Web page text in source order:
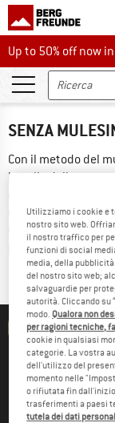
Up to 50% off now
Up to 50% off now
SENZA
Con il metodo del
la pelle della zona
dall’infestazione
ottenuta da
procedura diffusa
"Faremo del
Utilizziamo i cookie e
nostro sito web.
il nostro traffico per
funzioni di social
media, della
del nostro sito web;
salvaguardie per
autorità. Cliccando su
modo. Qualora non
per ragioni tecniche,
cookie in qualsiasi
categorie. La vostra
dell'utilizzo del
momento nelle
o rifiutata fin
trasferimenti a paesi
tutela dei dati